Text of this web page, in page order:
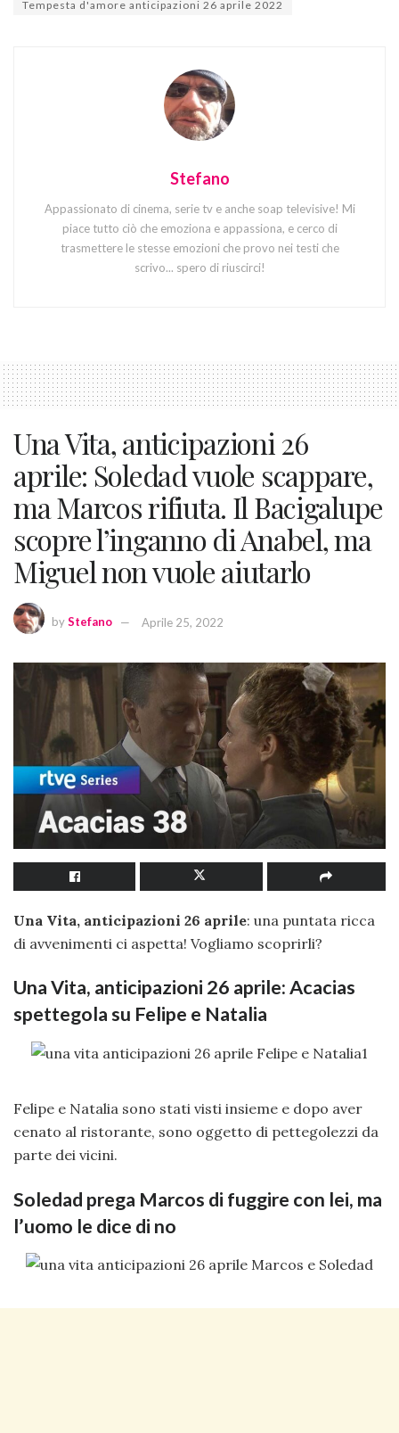
Tempesta d'amore anticipazioni 26 aprile 2022
Stefano
Appassionato di cinema, serie tv e anche soap televisive! Mi
piace tutto ciò che emoziona e appassiona, e cerco di
trasmettere le stesse emozioni che provo nei testi che
scrivo... spero di riuscirci!
Una Vita, anticipazioni 26
aprile: Soledad vuole scappare,
ma Marcos rifiuta. Il Bacigalupe
scopre l’inganno di Anabel, ma
Miguel non vuole aiutarlo
byStefano Aprile 25, 2022
Una Vita, anticipazioni 26 aprile: una puntata ricca
di avvenimenti ci aspetta! Vogliamo scoprirli?
Una Vita, anticipazioni 26 aprile: Acacias
spettegola su Felipe e Natalia
Felipe e Natalia sono stati visti insieme e dopo aver
cenato al ristorante, sono oggetto di pettegolezzi da
parte dei vicini.
Soledad prega Marcos di fuggire con lei, ma
l’uomo le dice di no